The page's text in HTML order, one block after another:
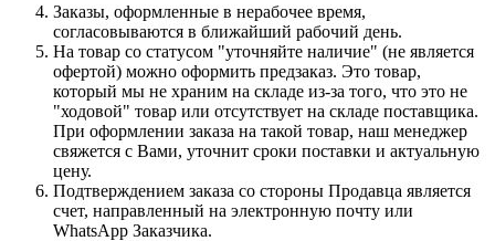
Заказы, оформленные в нерабочее время,
согласовываются в ближайший рабочий день.
На товар со статусом "уточняйте наличие" (не является
офертой) можно оформить предзаказ. Это товар,
который мы не храним на складе из-за того, что это не
"ходовой" товар или отсутствует на складе поставщика.
При оформлении заказа на такой товар, наш менеджер
свяжется с Вами, уточнит сроки поставки и актуальную
цену.
Подтверждением заказа со стороны Продавца является
счет, направленный на электронную почту или
WhatsApp Заказчика.